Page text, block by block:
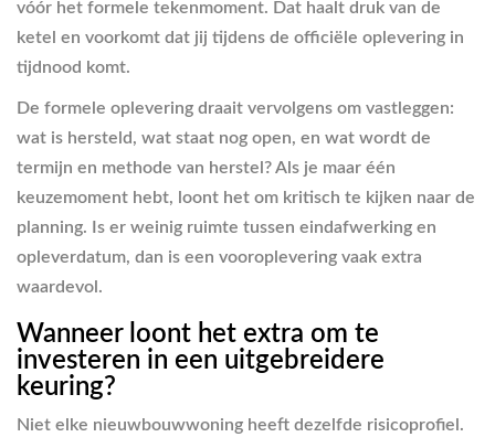
vóór het formele tekenmoment. Dat haalt druk van de
ketel en voorkomt dat jij tijdens de officiële oplevering in
tijdnood komt.
De formele oplevering draait vervolgens om vastleggen:
wat is hersteld, wat staat nog open, en wat wordt de
termijn en methode van herstel? Als je maar één
keuzemoment hebt, loont het om kritisch te kijken naar de
planning. Is er weinig ruimte tussen eindafwerking en
opleverdatum, dan is een vooroplevering vaak extra
waardevol.
Wanneer loont het extra om te
investeren in een uitgebreidere
keuring?
Niet elke nieuwbouwwoning heeft dezelfde risicoprofiel.